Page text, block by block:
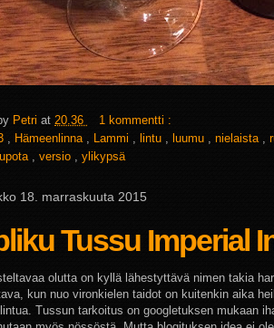
Petri at 20.36
1 kommentti :
, Hämeenlinna , Lammi , lintu , luumu , nielaista ,
upota , versio , ylikypsä
18. marraskuuta 2015
Tussu Imperial
olutta on kyllä lähestyttävä nimen takia
kun nuo vironkielen taidot on kuitenkin aika
Tussun tarkoitus on googletuksen mukaan